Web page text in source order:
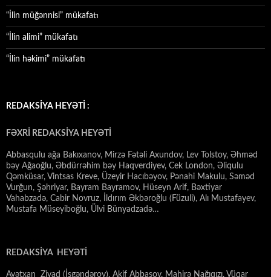
“İlin müğənnisi” mükafatı
“İlin alimi” mükafatı
“İlin həkimi” mükafatı
REDAKSİYA HEYƏTİ :
FƏXRİ REDAKSİYA HEYƏTİ
Abbasqulu ağa Bakıxanov, Mirzə Fətəli Axundov, Lev Tolstoy, Əhməd
bəy Ağaoğlu, Əbdürrəhim bəy Haqverdiyev, Cek London, Əliqulu
Qəmküsar, Vintsas Kreve, Üzeyir Hacıbəyov, Pənahi Makulu, Səməd
Vurğun, Şəhriyar, Bayram Bayramov, Hüseyn Arif, Bəxtiyar
Vahabzadə, Cabir Novruz, İldırım Əkbəroğlu (Füzuli), Alı Mustafayev,
Mustafa Müseyiboğlu, Ülvi Bünyadzadə…
REDAKSİYA HEYƏTİ
Ayətxan Ziyad (İsgəndərov), Akif Abbasov, Mahirə Nağıqızı, Vüqar